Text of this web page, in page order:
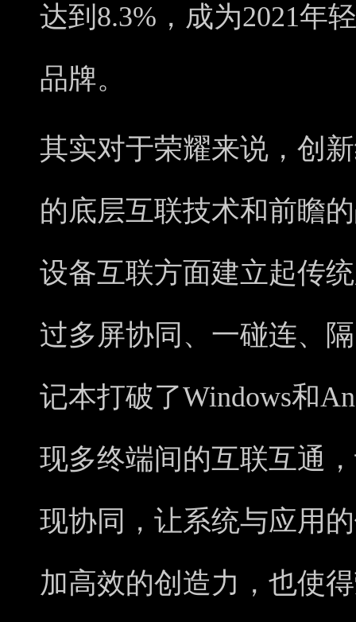
达到8.3%，成为2021年
品牌。
其实对于荣耀来说，创
的底层互联技术和前瞻
设备互联方面建立起传
过多屏协同、一碰连、
记本打破了Windows和
现多终端间的互联互通
现协同，让系统与应用
加高效的创造力，也使